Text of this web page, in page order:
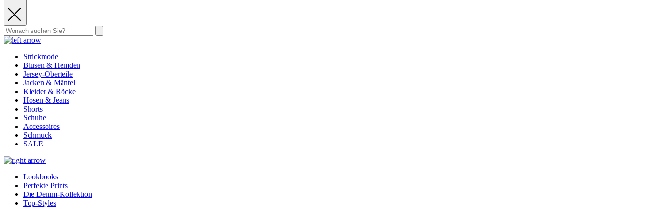
Strickmode
Blusen & Hemden
Jersey-Oberteile
Jacken & Mäntel
Kleider & Röcke
Hosen & Jeans
Shorts
Schuhe
Accessoires
Schmuck
SALE
Lookbooks
Perfekte Prints
Die Denim-Kollektion
Top-Styles